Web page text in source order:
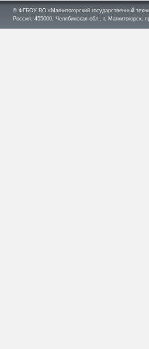
© ФГБОУ ВО «Магнитогорский государственный
Россия, 455000, Челябинская обл., г. Магнитогорск,